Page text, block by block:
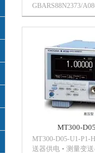
GBARS88N2373/
GBARS88N2373/
GBARS88N2373/
MT300-
MT300-D05-U1-P1-
送器供电 • 测量变